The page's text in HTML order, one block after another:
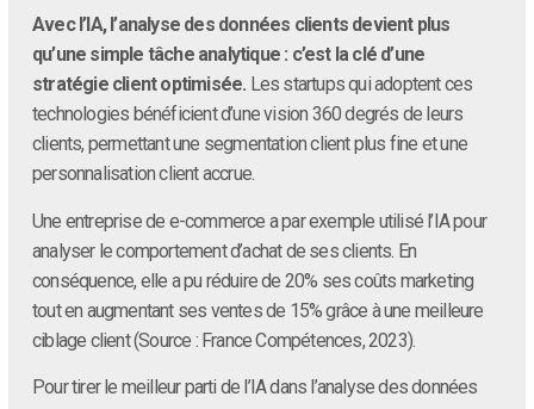
Avec l’IA, l’analyse des données clients devient plus
qu’une simple tâche analytique : c’est la clé d’une
stratégie client optimisée. Les startups qui adoptent ces
technologies bénéficient d’une vision 360 degrés de leurs
clients, permettant une segmentation client plus fine et une
personnalisation client accrue.
Une entreprise de e-commerce a par exemple utilisé l’IA pour
analyser le comportement d’achat de ses clients. En
conséquence, elle a pu réduire de 20% ses coûts marketing
tout en augmentant ses ventes de 15% grâce à une meilleure
ciblage client (Source : France Compétences, 2023).
Pour tirer le meilleur parti de l’IA dans l’analyse des données